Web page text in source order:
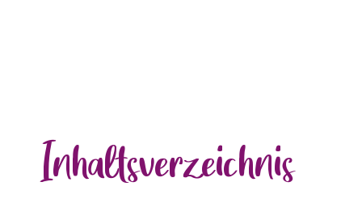
Inhaltsverzeichnis